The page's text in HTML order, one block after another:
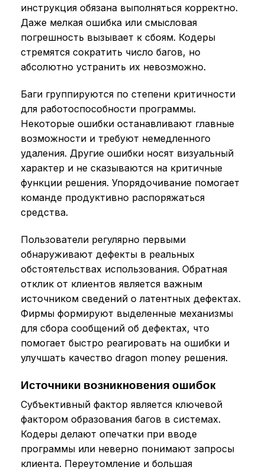
инструкция обязана выполняться корректно.
Даже мелкая ошибка или смысловая
погрешность вызывает к сбоям. Кодеры
стремятся сократить число багов, но
абсолютно устранить их невозможно.
Баги группируются по степени критичности
для работоспособности программы.
Некоторые ошибки останавливают главные
возможности и требуют немедленного
удаления. Другие ошибки носят визуальный
характер и не сказываются на критичные
функции решения. Упорядочивание помогает
команде продуктивно распоряжаться
средства.
Пользователи регулярно первыми
обнаруживают дефекты в реальных
обстоятельствах использования. Обратная
отклик от клиентов является важным
источником сведений о латентных дефектах.
Фирмы формируют выделенные механизмы
для сбора сообщений об дефектах, что
помогает быстро реагировать на ошибки и
улучшать качество dragon money решения.
Источники возникновения ошибок
Субъективный фактор является ключевой
фактором образования багов в системах.
Кодеры делают опечатки при вводе
программы или неверно понимают запросы
клиента. Переутомление и большая